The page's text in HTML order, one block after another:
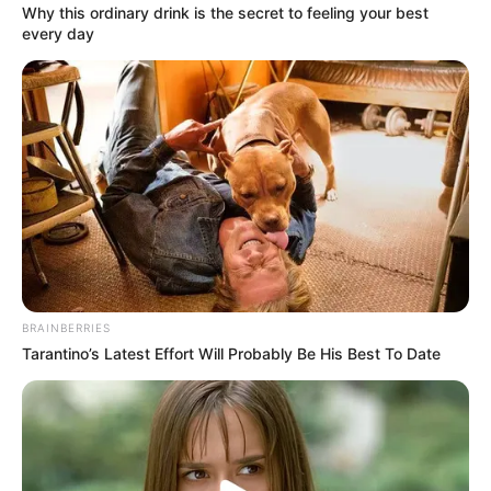
Detail
Judul: Sri Asih
Why this ordinary drink is the secret to feeling your best
every day
BRAINBERRIES
Tarantino’s Latest Effort Will Probably Be His Best To Date